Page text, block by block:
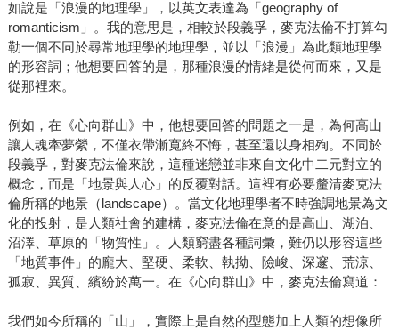
如說是「浪漫的地理學」，以英文表達為「geography of
romanticism」。我的意思是，相較於段義孚，麥克法倫不打算勾
勒一個不同於尋常地理學的地理學，並以「浪漫」為此類地理學
的形容詞；他想要回答的是，那種浪漫的情緒是從何而來，又是
從那裡來。
例如，在《心向群山》中，他想要回答的問題之一是，為何高山
讓人魂牽夢縈，不僅衣帶漸寬終不悔，甚至還以身相殉。不同於
段義孚，對麥克法倫來說，這種迷戀並非來自文化中二元對立的
概念，而是「地景與人心」的反覆對話。這裡有必要釐清麥克法
倫所稱的地景（landscape）。當文化地理學者不時強調地景為文
化的投射，是人類社會的建構，麥克法倫在意的是高山、湖泊、
沼澤、草原的「物質性」。人類窮盡各種詞彙，難仍以形容這些
「地質事件」的龐大、堅硬、柔軟、執拗、險峻、深邃、荒涼、
孤寂、異質、繽紛於萬一。在《心向群山》中，麥克法倫寫道：
我們如今所稱的「山」，實際上是自然的型態加上人類的想像所